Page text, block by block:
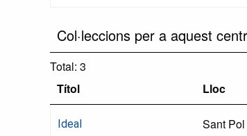
Col·leccions per a aquest
Total: 3
Títol
Lloc
Ideal Sant